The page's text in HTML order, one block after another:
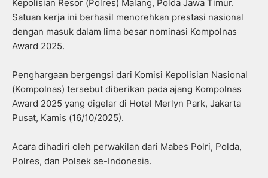
Kepolisian Resor (Polres) Malang, Polda Jawa Timur.
Satuan kerja ini berhasil menorehkan prestasi nasional
dengan masuk dalam lima besar nominasi Kompolnas
Award 2025.
Penghargaan bergengsi dari Komisi Kepolisian Nasional
(Kompolnas) tersebut diberikan pada ajang Kompolnas
Award 2025 yang digelar di Hotel Merlyn Park, Jakarta
Pusat, Kamis (16/10/2025).
Acara dihadiri oleh perwakilan dari Mabes Polri, Polda,
Polres, dan Polsek se-Indonesia.